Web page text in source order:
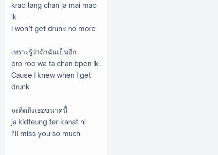
krao lang chan ja mai mao
ik
I won’t get drunk no more
เพราะรู้ว่าถ้าฉันเป็นอีก
pro roo wa ta chan bpen ik
Cause I knew when I get
drunk
จะคิดถึงเธอขนาดนี้
ja kidteung ter kanat ni
I’ll miss you so much